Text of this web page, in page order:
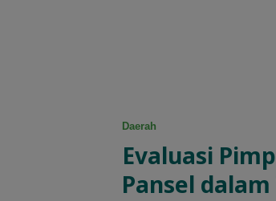
Daerah
Evaluasi
Pansel